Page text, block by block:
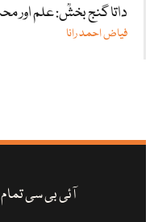
داتا گنج بخشؒ: علم اور
فیاض احمد رانا
آئی بی سی